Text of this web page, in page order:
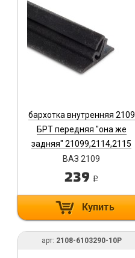
бархотка внутренняя 2109
БРТ передняя "она же
задняя" 21099,2114,2115
2109-6103320-10Р
ВАЗ 2109
239 i
Купить
арт: 2108-6103290-10Р